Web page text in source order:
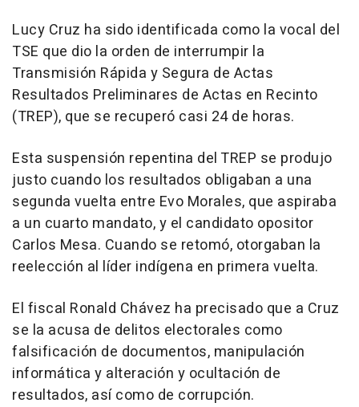
Lucy Cruz ha sido identificada como la vocal del
TSE que dio la orden de interrumpir la
Transmisión Rápida y Segura de Actas
Resultados Preliminares de Actas en Recinto
(TREP), que se recuperó casi 24 de horas.
Esta suspensión repentina del TREP se produjo
justo cuando los resultados obligaban a una
segunda vuelta entre Evo Morales, que aspiraba
a un cuarto mandato, y el candidato opositor
Carlos Mesa. Cuando se retomó, otorgaban la
reelección al líder indígena en primera vuelta.
El fiscal Ronald Chávez ha precisado que a Cruz
se la acusa de delitos electorales como
falsificación de documentos, manipulación
informática y alteración y ocultación de
resultados, así como de corrupción.